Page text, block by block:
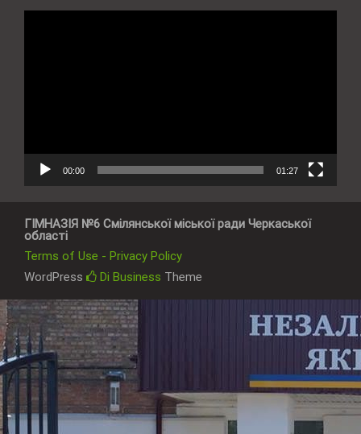
00:00 01:27
ГІМНАЗІЯ №6 Смілянської міської ради Черкаської
області
Terms of Use - Privacy Policy
WordPress
Di Business Theme